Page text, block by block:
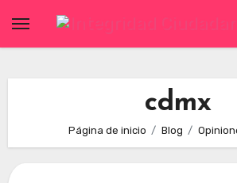
cdmx
Página de inicio Blog